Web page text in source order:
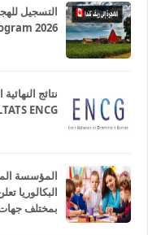
2026
ENCG
البكالوريا
بمختلف جهات و